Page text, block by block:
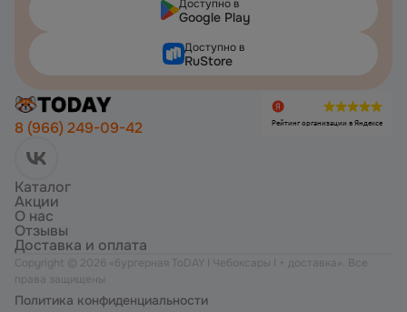
Доступно в
Google Play
Доступно в
RuStore
8 (966) 249-09-42 Рейтинг организации в Яндексе
Каталог
Акции
О нас
Отзывы
Доставка и оплата
Copyright © 2026 «бургерная ToDAY I Чебоксары I + доставка». Все
права защищены
Политика конфиденциальности